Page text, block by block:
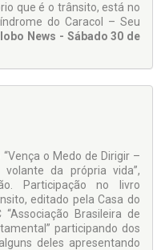
que é o trânsito, está no
do Caracol – Seu
News - Sábado 30 de
os carros em
de um lugar para o outro,
veículos como quarto,
até banheiro”, afirma a
Rodas. -Revista Época -
visto como um tempo
à vida... assim as
gastas no caminho do
o Medo de Dirigir –
da própria vida”,
Participação no livro
editado pela Casa do
Brasileira de
participando dos
deles apresentando